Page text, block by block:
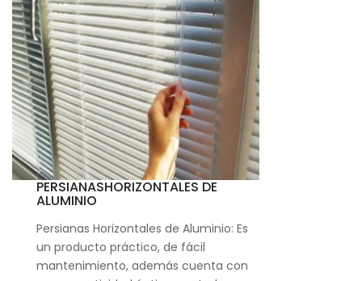
PERSIANASHORIZONTALES DE
ALUMINIO
Persianas Horizontales de Aluminio: Es
un producto práctico, de fácil
mantenimiento, además cuenta con